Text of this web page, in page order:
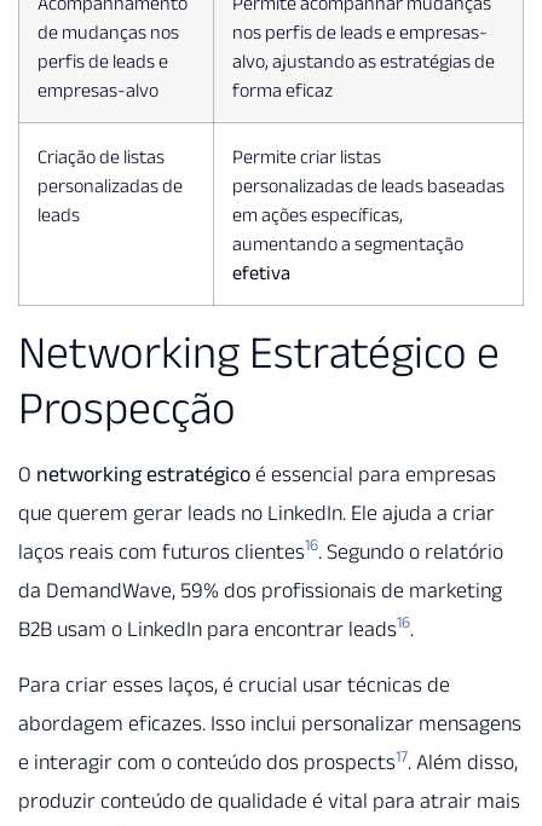
de mudanças nos
perfis de leads e
empresas-alvo
nos perfis de leads e empresas-
alvo, ajustando as estratégias de
forma eficaz
Criação de listas
personalizadas de
leads
Permite criar listas
personalizadas de leads baseadas
em ações específicas,
aumentando a segmentação
efetiva
Networking Estratégico e
Prospecção
O networking estratégico é essencial para empresas
que querem gerar leads no LinkedIn. Ele ajuda a criar
laços reais com futuros clientes16. Segundo o relatório
da DemandWave, 59% dos profissionais de marketing
B2B usam o LinkedIn para encontrar leads16.
Para criar esses laços, é crucial usar técnicas de
abordagem eficazes. Isso inclui personalizar mensagens
e interagir com o conteúdo dos prospects17. Além disso,
produzir conteúdo de qualidade é vital para atrair mais